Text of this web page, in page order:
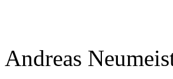
Andreas